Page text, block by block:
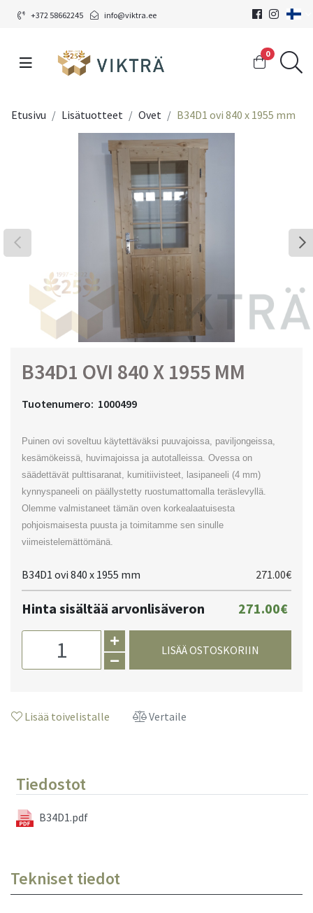
+372 58662245 info@viktra.ee
0
Etusivu Lisätuotteet Ovet B34D1 ovi 840 x 1955 mm
B34D1 OVI 840 X 1955 MM
Tuotenumero: 1000499
Puinen ovi soveltuu käytettäväksi puuvajoissa, paviljongeissa,
kesämökeissä, huvimajoissa ja autotalleissa. Ovessa on
säädettävät pulttisaranat, kumitiivisteet, lasipaneeli (4 mm)
kynnyspaneeli on päällystetty ruostumattomalla teräslevyllä.
Olemme valmistaneet tämän oven korkealaatuisesta
pohjoismaisesta puusta ja toimitamme sen sinulle
viimeistelemättömänä.
B34D1 ovi 840 x 1955 mm 271.00€
Hinta sisältää arvonlisäveron 271.00€
LISÄÄ OSTOSKORIIN
Lisää toivelistalle Vertaile
Tiedostot
B34D1.pdf
Tekniset tiedot